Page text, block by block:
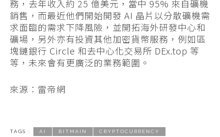
務，去年收入約 25 億美元，當中 95% 來自礦機
銷售，而最近他們開始開發 AI 晶片以分散礦機需
求面臨的需求下降風險，並開拓海外研發中心和
礦場，另外亦有投資其他加密貨幣服務，例如區
塊鏈銀行 Circle 和去中心化交易所 DEx.top 等
等，未來會有更廣泛的業務範圍。
來源：雷帝網
TAGS : AI BITMAIN CRYPTOCURRENCY